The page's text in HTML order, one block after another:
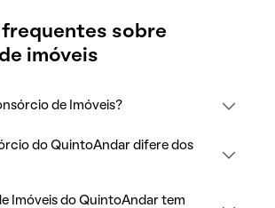
frequentes sobre
imóveis
de Imóveis?
do QuintoAndar difere dos
Imóveis do QuintoAndar tem